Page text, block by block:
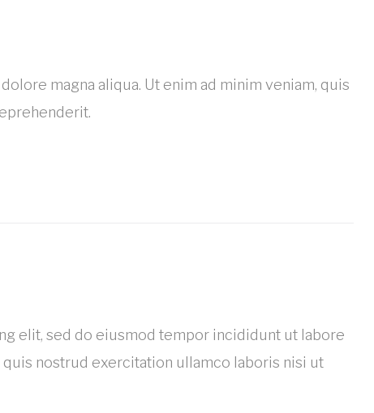
magna aliqua. Ut enim ad minim veniam, quis
elit, sed do eiusmod tempor incididunt ut labore
nostrud exercitation ullamco laboris nisi ut